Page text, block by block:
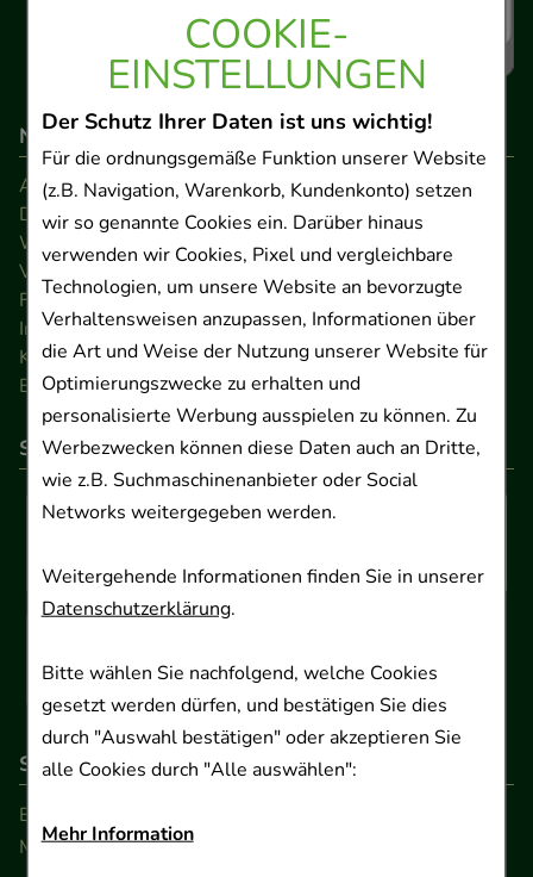
COOKIE-
EINSTELLUNGEN
Der Schutz Ihrer Daten ist uns wichtig!
Für die ordnungsgemäße Funktion unserer Website
(z.B. Navigation, Warenkorb, Kundenkonto) setzen
wir so genannte Cookies ein. Darüber hinaus
verwenden wir Cookies, Pixel und vergleichbare
Technologien, um unsere Website an bevorzugte
Verhaltensweisen anzupassen, Informationen über
die Art und Weise der Nutzung unserer Website für
Optimierungszwecke zu erhalten und
personalisierte Werbung ausspielen zu können. Zu
Werbezwecken können diese Daten auch an Dritte,
wie z.B. Suchmaschinenanbieter oder Social
Networks weitergegeben werden.
Weitergehende Informationen finden Sie in unserer
Datenschutzerklärung.
Bitte wählen Sie nachfolgend, welche Cookies
gesetzt werden dürfen, und bestätigen Sie dies
durch "Auswahl bestätigen" oder akzeptieren Sie
alle Cookies durch "Alle auswählen":
Mehr Information
Navigation
AGB
Datenschutz
Widerrufsrecht
Versandkosten
FAQ
Impressum
Kontakt
Barrierefreiheitserklärung
So können Sie bezahlen
So erreichen Sie uns
Beratung und Kundenservice:
Montag - Freitag von 9.00 bis 17.00 Uhr